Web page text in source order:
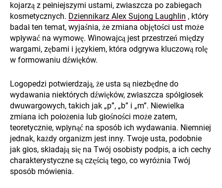
kojarzą z pełniejszymi ustami, zwłaszcza po zabiegach
kosmetycznych. Dziennikarz Alex Sujong Laughlin , który
badał ten temat, wyjaśnia, że zmiana objętości ust może
wpływać na wymowę. Winowajcą jest przestrzeń między
wargami, zębami i językiem, która odgrywa kluczową rolę
w formowaniu dźwięków.
Logopedzi potwierdzają, że usta są niezbędne do
wydawania niektórych dźwięków, zwłaszcza spółgłosek
dwuwargowych, takich jak „p”, „b” i „m”. Niewielka
zmiana ich położenia lub głośności może zatem,
teoretycznie, wpłynąć na sposób ich wydawania. Niemniej
jednak, każdy organizm jest inny. Twoje usta, podobnie
jak głos, składają się na Twój osobisty podpis, a ich cechy
charakterystyczne są częścią tego, co wyróżnia Twój
sposób mówienia.